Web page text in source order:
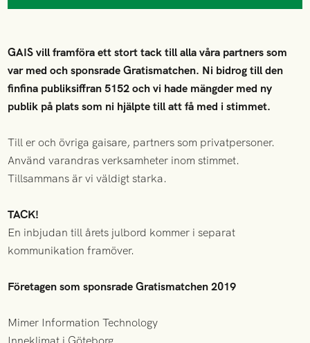
GAIS vill framföra ett stort tack till alla våra partners som
var med och sponsrade Gratismatchen. Ni bidrog till den
finfina publiksiffran 5152 och vi hade mängder med ny
publik på plats som ni hjälpte till att få med i stimmet.
Till er och övriga gaisare, partners som privatpersoner.
Använd varandras verksamheter inom stimmet.
Tillsammans är vi väldigt starka.
TACK!
En inbjudan till årets julbord kommer i separat
kommunikation framöver.
Företagen som sponsrade Gratismatchen 2019
Mimer Information Technology